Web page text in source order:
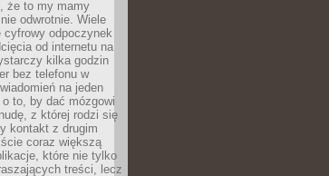
że to my mamy
odwrotnie. Wiele
odpoczynek
od internetu na
kilka godzin
bez telefonu w
na jeden
to, by dać mózgowi
z której rodzi się
kontakt z drugim
coraz większą
które nie tylko
treści, lecz